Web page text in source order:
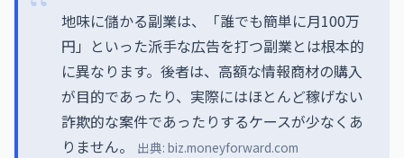
地味に儲かる副業は、「誰でも簡単に月100万
円」といった派手な広告を打つ副業とは根本的
に異なります。後者は、高額な情報商材の購入
が目的であったり、実際にはほとんど稼げない
詐欺的な案件であったりするケースが少なくあ
りません。
出典: biz.moneyforward.com